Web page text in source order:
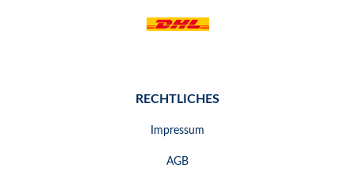
RECHTLICHES
Impressum
AGB